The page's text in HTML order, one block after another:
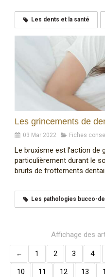
Les dents et la santé
Les grincements de
03 Mar 2022 Fiches
Le bruxisme est l’action de
particulièrement durant le
bruits de frottements
Les pathologies bucco-
Affichage des
1 2 3 4
10 11 12 13